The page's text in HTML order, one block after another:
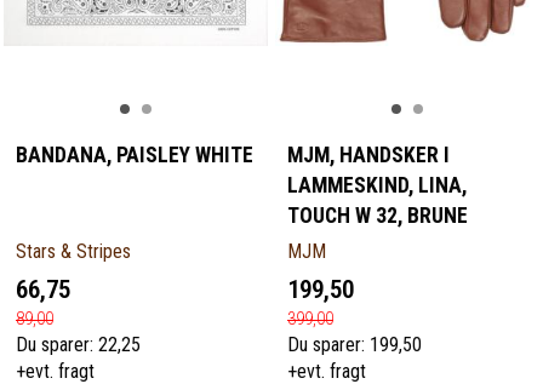
BANDANA, PAISLEY WHITE
Stars & Stripes
66,75
89,00
Du sparer: 22,25
+evt. fragt
MJM, HANDSKER I
LAMMESKIND, LINA,
TOUCH W 32, BRUNE
MJM
199,50
399,00
Du sparer: 199,50
+evt. fragt